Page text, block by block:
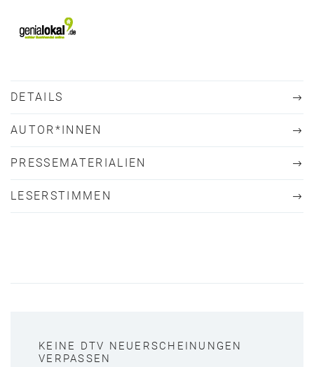
DETAILS
AUTOR*INNEN
PRESSEMATERIALIEN
LESERSTIMMEN
KEINE DTV NEUERSCHEINUNGEN
VERPASSEN